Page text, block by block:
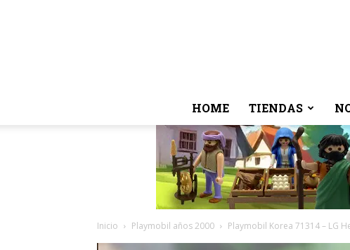
HOME TIENDAS
Inicio Playmobil años 2000 Playmobil Korea 71314 – LG